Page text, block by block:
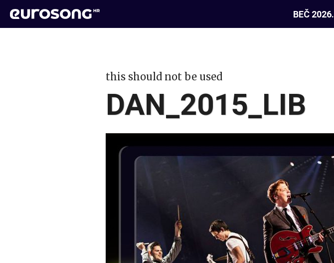
BEČ 2026.
this should not be used
DAN_2015_LIB